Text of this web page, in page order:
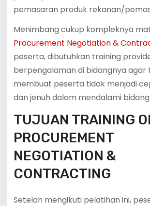
pemasaran produk rekanan/
Menimbang cukup kompleknya
Procurement Negotiation &
peserta, dibutuhkan training
berpengalaman di bidangnya agar
membuat peserta tidak menjadi
dan jenuh dalam mendalami
TUJUAN TRAINING
PROCUREMENT
NEGOTIATION &
CONTRACTING
Setelah mengikuti pelatihan ini,